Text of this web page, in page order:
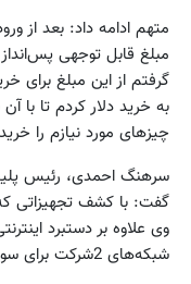
متهم ادامه داد: بعد از
مبلغ قابل توجهی
گرفتم از این مبلغ برای
به خرید دلار کردم تا با
چیزهای مورد نیازم را
سرهنگ احمدی، رئیس
گفت: با کشف تجهیزاتی
وی علاوه بر دستبرد
شبکه‌های 2شرکت برای سوءاستفاده‌های شخصی نیز کرده است.